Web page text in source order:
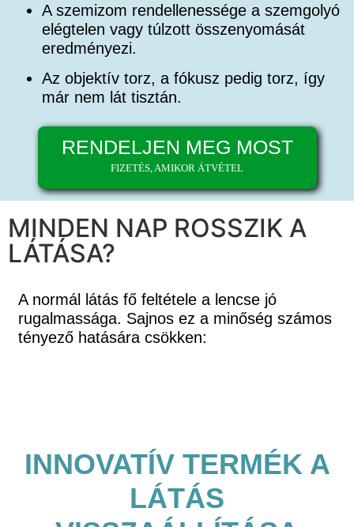
A szemizom rendellenessége a szemgolyó
elégtelen vagy túlzott összenyomását
eredményezi.
Az objektív torz, a fókusz pedig torz, így
már nem lát tisztán.
RENDELJEN MEG MOST
FIZETÉS, AMIKOR ÁTVÉTEL
MINDEN NAP ROSSZIK A
LÁTÁSA?
A normál látás fő feltétele a lencse jó
rugalmassága. Sajnos ez a minőség számos
tényező hatására csökken:
INNOVATÍV TERMÉK A
LÁTÁS